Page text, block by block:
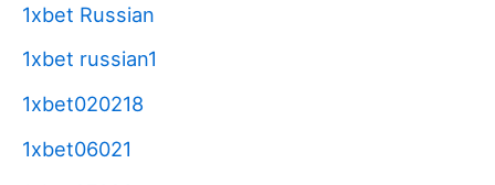
1xbet Russian
1xbet russian1
1xbet020218
1xbet06021